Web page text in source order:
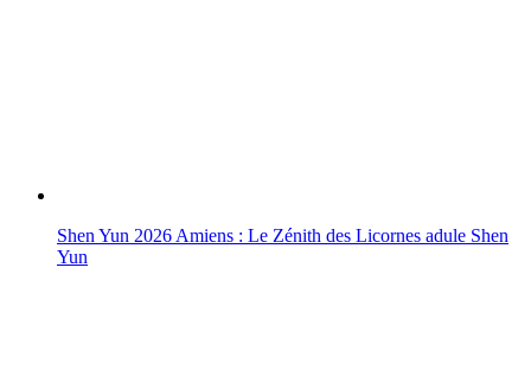
Shen Yun 2026 Amiens : Le Zénith des Licornes adule Shen
Yun